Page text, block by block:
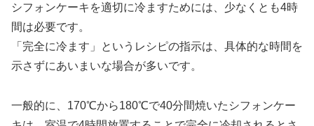
シフォンケーキを適切に冷ますためには、少なくとも4時
間は必要です。
「完全に冷ます」というレシピの指示は、具体的な時間を
示さずにあいまいな場合が多いです。
一般的に、170℃から180℃で40分間焼いたシフォンケー